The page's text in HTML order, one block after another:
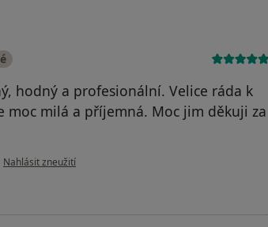
hodný a profesionální. Velice ráda k
moc milá a příjemná. Moc jim děkuji za
podle názoru uživatele Dagmar Čížková
Nahlásit zneužití